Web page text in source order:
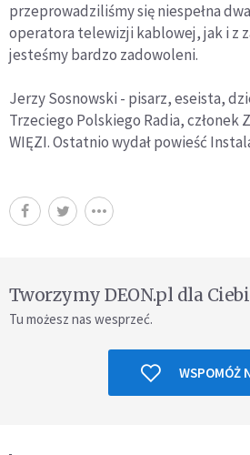
przeprowadziliśmy się niespełna
operatora telewizji kablowej, jak i z
jesteśmy bardzo zadowoleni.
Jerzy Sosnowski - pisarz, eseista,
Trzeciego Polskiego Radia, członek
WIĘZI. Ostatnio wydał powieść
Tworzymy DEON.pl dla
Tu możesz nas wesprzeć.
WSPOMÓŻ